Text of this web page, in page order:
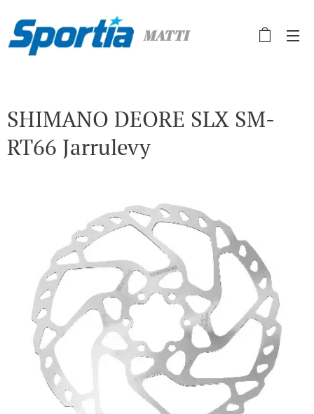
MATTI
SHIMANO DEORE SLX SM-
RT66 Jarrulevy